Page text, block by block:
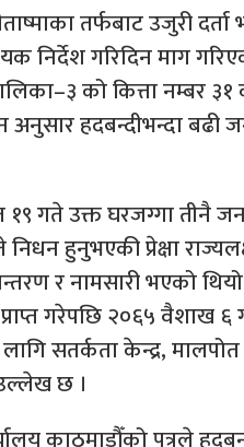
तर्फबाट उजुरी
निर्देश गरिदिन माग
को कित्ता नम्बर ३१
अनुसार हदबन्दीभन्दा बढी
गते उक्त घरजग्गा तीनै
हुनुभएकी प्रेक्षा
र नामसारी भएको
गरेपछि २०६५ वैशाख
सतर्कता केन्द्र,
छ ।